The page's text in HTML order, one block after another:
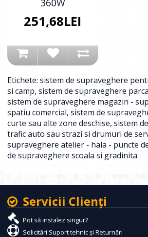
360W
251,68LEI
Etichete: sistem de supraveghere
si camp, sistem de supraveghere
sistem de supraveghere magazin -
spatiu comercial, sistem de
curte sau alte zone deschise, sistem
trafic auto sau strazi si drumuri de
supraveghere atelier - hala - puncte
de supraveghere scoala si gradinita
Servicii Clienţi
Pot să instalez singur?
Solicitări Suport tehnic și Returnări